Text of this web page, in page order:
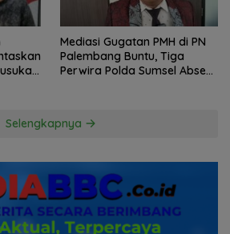
Mediasi Gugatan PMH di PN
Palembang Buntu, Tiga
Perwira Polda Sumsel Absen,
Selengkapnya